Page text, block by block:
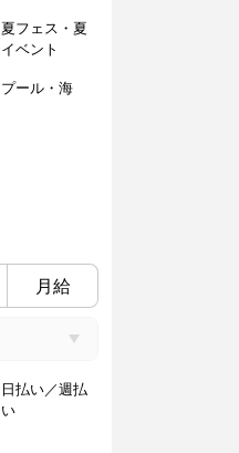
夏フェス・夏
イベント
プール・海
月給
日払い／週払
い